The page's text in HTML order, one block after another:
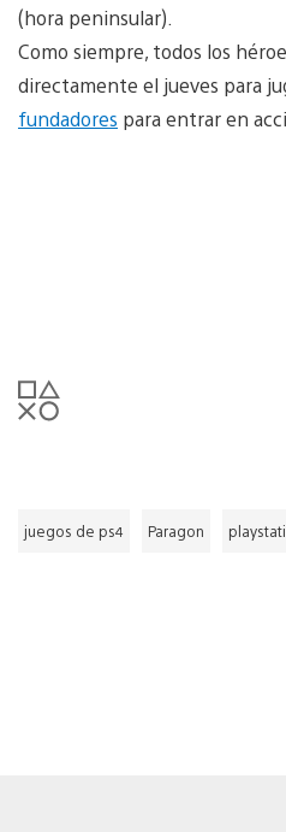
(hora peninsular).
Como siempre, todos los
directamente el jueves para
fundadores para entrar en
juegos de ps4 Paragon